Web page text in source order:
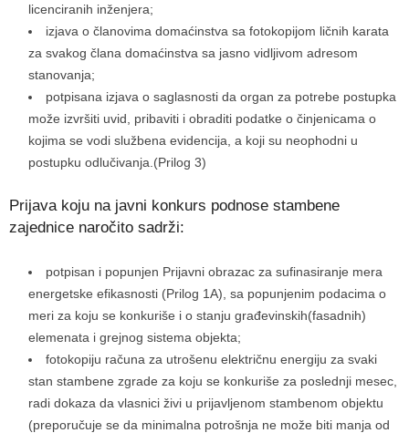
licenciranih inženjera;
izjava o članovima domaćinstva sa fotokopijom ličnih karata
za svakog člana domaćinstva sa jasno vidljivom adresom
stanovanja;
potpisana izjava o saglasnosti da organ za potrebe postupka
može izvršiti uvid, pribaviti i obraditi podatke o činjenicama o
kojima se vodi službena evidencija, a koji su neophodni u
postupku odlučivanja.(Prilog 3)
Prijava koju na javni konkurs podnose stambene
zajednice naročito sadrži:
potpisan i popunjen Prijavni obrazac za sufinasiranje mera
energetske efikasnosti (Prilog 1A), sa popunjenim podacima o
meri za koju se konkuriše i o stanju građevinskih(fasadnih)
elemenata i grejnog sistema objekta;
fotokopiju računa za utrošenu električnu energiju za svaki
stan stambene zgrade za koju se konkuriše za poslednji mesec,
radi dokaza da vlasnici živi u prijavljenom stambenom objektu
(preporučuje se da minimalna potrošnja ne može biti manja od